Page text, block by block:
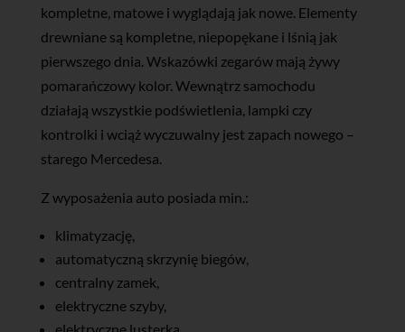
kompletne, matowe i wyglądają jak nowe. Elementy
drewniane są kompletne, niepopękane i lśnią jak
pierwszego dnia. Wskazówki zegarów mają żywy
pomarańczowy kolor. Wewnątrz samochodu
działają wszystkie podświetlenia, lampki czy
kontrolki i wciąż wyczuwalny jest zapach nowego –
starego Mercedesa.
Z wyposażenia auto posiada min.:
klimatyzację,
automatyczną skrzynię biegów,
centralny zamek,
elektryczne szyby,